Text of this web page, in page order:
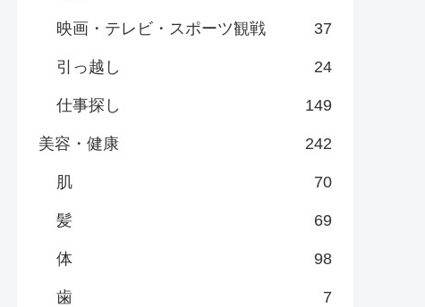
映画・テレビ・スポーツ観戦 37
引っ越し 24
仕事探し 149
美容・健康 242
肌 70
髪 69
体 98
歯 7